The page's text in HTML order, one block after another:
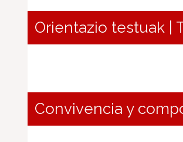
Orientazio testuak |
Convivencia y